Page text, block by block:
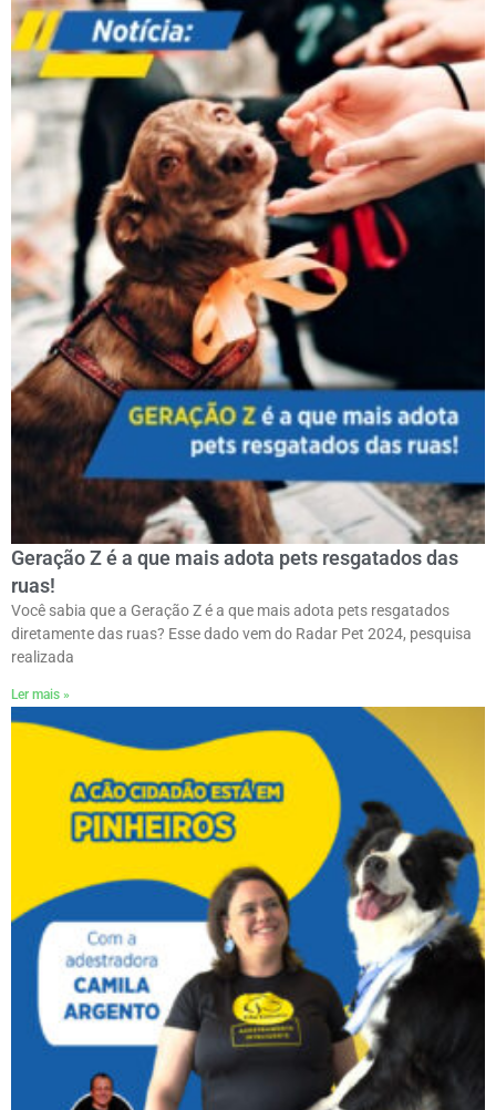
Geração Z é a que mais adota pets resgatados das
ruas!
Você sabia que a Geração Z é a que mais adota pets resgatados
diretamente das ruas? Esse dado vem do Radar Pet 2024, pesquisa
realizada
Ler mais »